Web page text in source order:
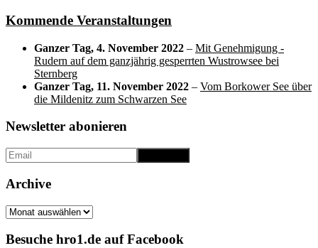
Kommende Veranstaltungen
Ganzer Tag, 4. November 2022 – Mit Genehmigung -
Rudern auf dem ganzjährig gesperrten Wustrowsee bei
Sternberg
Ganzer Tag, 11. November 2022 – Vom Borkower See über
die Mildenitz zum Schwarzen See
Newsletter abonieren
Archive
Archive
Besuche hro1.de auf Facebook